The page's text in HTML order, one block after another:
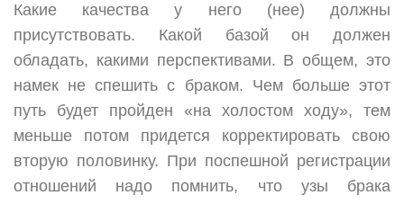
Какие качества у него (нее) должны
присутствовать. Какой базой он должен
обладать, какими перспективами. В общем, это
намек не спешить с браком. Чем больше этот
путь будет пройден «на холостом ходу», тем
меньше потом придется корректировать свою
вторую половинку. При поспешной регистрации
отношений надо помнить, что узы брака